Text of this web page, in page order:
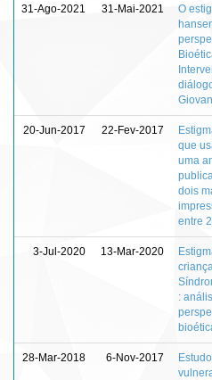
31-Ago-2021 31-Mai-2021
O
20-Jun-2017 22-Fev-2017
que
uma
dois
entre
3-Jul-2020 13-Mar-2020
:
28-Mar-2018 6-Nov-2017